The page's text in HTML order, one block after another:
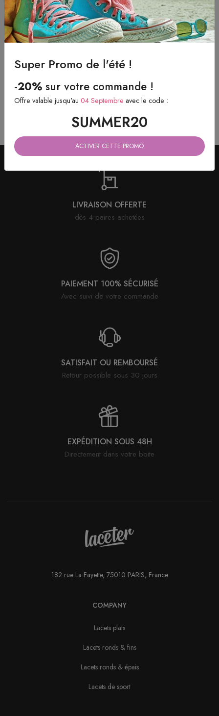
Lacets ronds & fins Cirés
à partir de4.40 eur
Lacets ronds & fins Cirés
à partir de
LIVRAISON OFFERTE
dès 4 paires achetées
PAIEMENT 100% SÉCURISÉ
Avec suivi de votre commande
SATISFAIT OU REMBOURSÉ
Retour possible sous 30 jours
EXPÉDITION SOUS 48H
Directement dans votre boite
182 rue La Fayette, 75010 PARIS, France
COMPANY
Lacets plats
Lacets ronds & fins
Lacets ronds & épais
Lacets de sport
Super Promo de l'été !
-20% sur votre commande !
Offre valable jusqu'au 04 Septembre avec le code :
SUMMER20
ACTIVER CETTE PROMO